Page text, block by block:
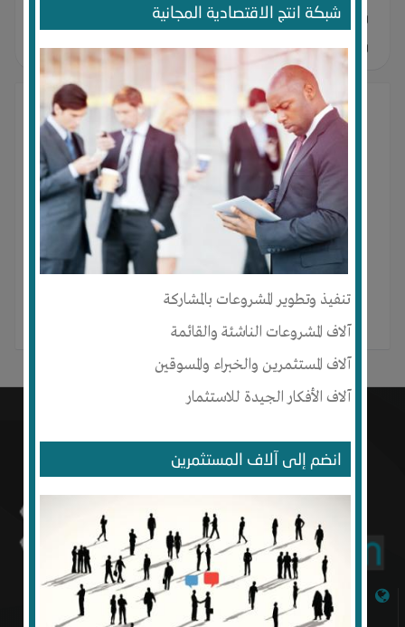
شبكة انتج الاقتصادية المجانية
تنفيذ وتطوير المشروعات بالمشاركة
آلاف المشروعات الناشئة والقائمة
آلاف المستثمرين والخبراء والمسوقين
آلاف الأفكار الجيدة للاستثمار
انضم إلى آلاف المستثمرين
عدد الزيارات للبروفايل : 427
درجة البروفايل : %
فاطمةالزهراء مبارة لم ينشر أي منشور بعد.
شبكة إنتج